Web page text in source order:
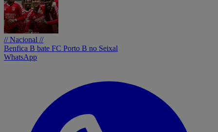
// Nacional //
Benfica B bate FC Porto B no Seixal
WhatsApp